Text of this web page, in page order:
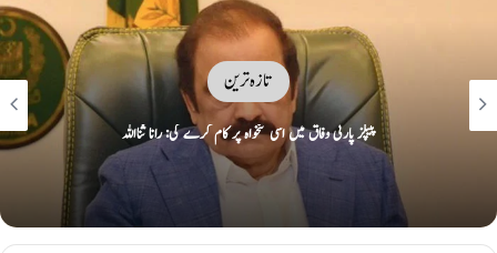
تازہ ترین
ایران نے دورانِ جنگ تباہ کیے امریکی و اسرائیلی طیارے نمائش کیلئے پیش کر دیے